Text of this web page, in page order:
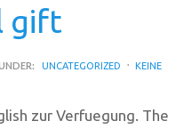
gift
UNCATEGORIZED
KEINE
zur Verfuegung. The